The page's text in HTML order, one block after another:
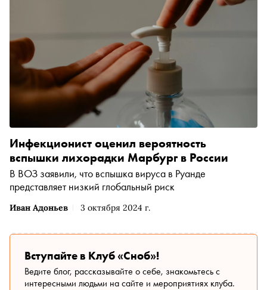
Иван Адоньев 3 октября 2024 г.
Инфекционист оценил вероятность
вспышки лихорадки Марбург в России
В ВОЗ заявили, что вспышка вируса в Руанде
представляет низкий глобальный риск
Вступайте в Клуб «Сноб»!
Ведите блог, рассказывайте о себе, знакомьтесь с
интересными людьми на сайте и мероприятиях клуба.